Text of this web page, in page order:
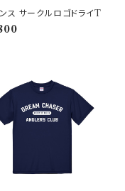
ス サークルロゴドライT